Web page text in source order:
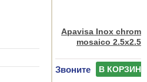
Apavisa Inox
mosaico 2.5x2.5
Звоните В КОРЗИНУ